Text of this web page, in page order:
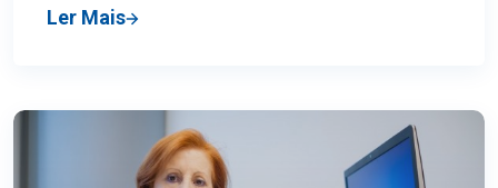
MEP Awards.
Ler Mais